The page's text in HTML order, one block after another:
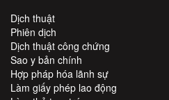
Dịch thuật
Phiên dịch
Dịch thuật công chứng
Sao y bản chính
Hợp pháp hóa lãnh sự
Làm giấy phép lao động